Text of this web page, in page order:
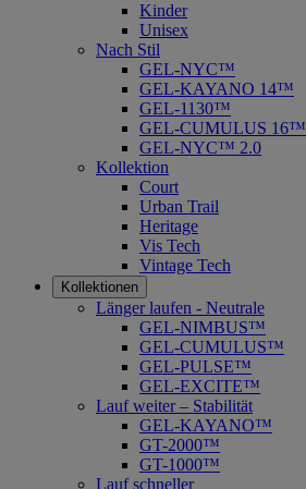
Kinder
Unisex
Nach Stil
GEL-NYC™
GEL-KAYANO 14™
GEL-1130™
GEL-CUMULUS 16™
GEL-NYC™ 2.0
Kollektion
Court
Urban Trail
Heritage
Vis Tech
Vintage Tech
Kollektionen
Länger laufen - Neutrale
GEL-NIMBUS™
GEL-CUMULUS™
GEL-PULSE™
GEL-EXCITE™
Lauf weiter – Stabilität
GEL-KAYANO™
GT-2000™
GT-1000™
Lauf schneller